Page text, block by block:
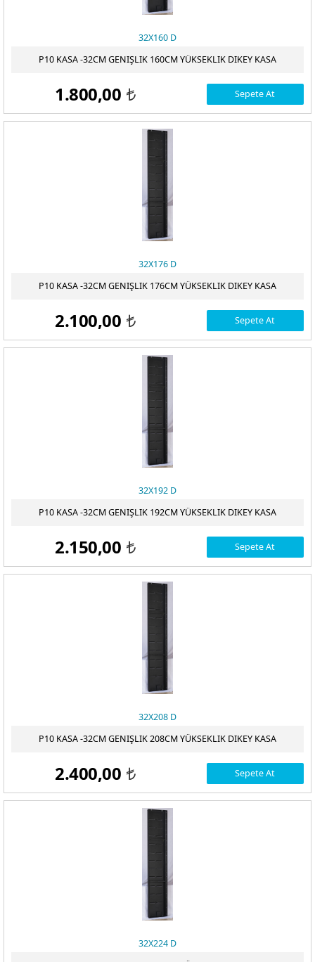
32X160 D
P10 KASA -32CM GENIŞLIK 160CM YÜKSEKLIK DIKEY KASA
1.800,00 t Sepete At
32X176 D
P10 KASA -32CM GENIŞLIK 176CM YÜKSEKLIK DIKEY KASA
2.100,00 t Sepete At
32X192 D
P10 KASA -32CM GENIŞLIK 192CM YÜKSEKLIK DIKEY KASA
2.150,00 t Sepete At
32X208 D
P10 KASA -32CM GENIŞLIK 208CM YÜKSEKLIK DIKEY KASA
2.400,00 t Sepete At
32X224 D